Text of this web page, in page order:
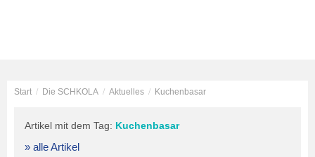
Start / Die SCHKOLA / Aktuelles / Kuchenbasar
Artikel mit dem Tag: Kuchenbasar
» alle Artikel